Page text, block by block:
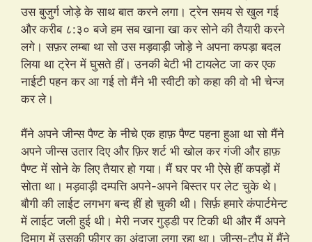
उस बुजुर्ग जोड़े के साथ बात करने लगा। ट्रेन समय से खुल गई
और करीब ८:३० बजे हम सब खाना खा कर सोने की तैयारी करने
लगे। सफ़र लम्बा था सो उस मड़वाड़ी जोड़े ने अपना कपड़ा बदल
लिया था ट्रेन में घुसते हीं। उनकी बेटी भी टायलेट जा कर एक
नाईटी पहन कर आ गई तो मैंने भी स्वीटी को कहा की वो भी चेन्ज
कर ले।
मैंने अपने जीन्स पैण्ट के नीचे एक हाफ़ पैण्ट पहना हुआ था सो मैंने
अपने जीन्स उतार दिए और फ़िर शर्ट भी खोल कर गंजी और हाफ़
पैण्ट में सोने के लिए तैयार हो गया। मैं घर पर भी ऐसे हीं कपड़ों में
सोता था। मड़वाड़ी दम्पत्ति अपने-अपने बिस्तर पर लेट चुके थे।
बौगी की लाईट लगभग बन्द हीं हो चुकी थी। सिर्फ़ हमारे कंपार्टमेन्ट
में लाईट जली हुई थी। मेरी नजर गुड्डी पर टिकी थी और मैं अपने
दिमाग में उसकी फ़ीगर का अंदाजा लगा रहा था। जीन्स-टौप में मैंने